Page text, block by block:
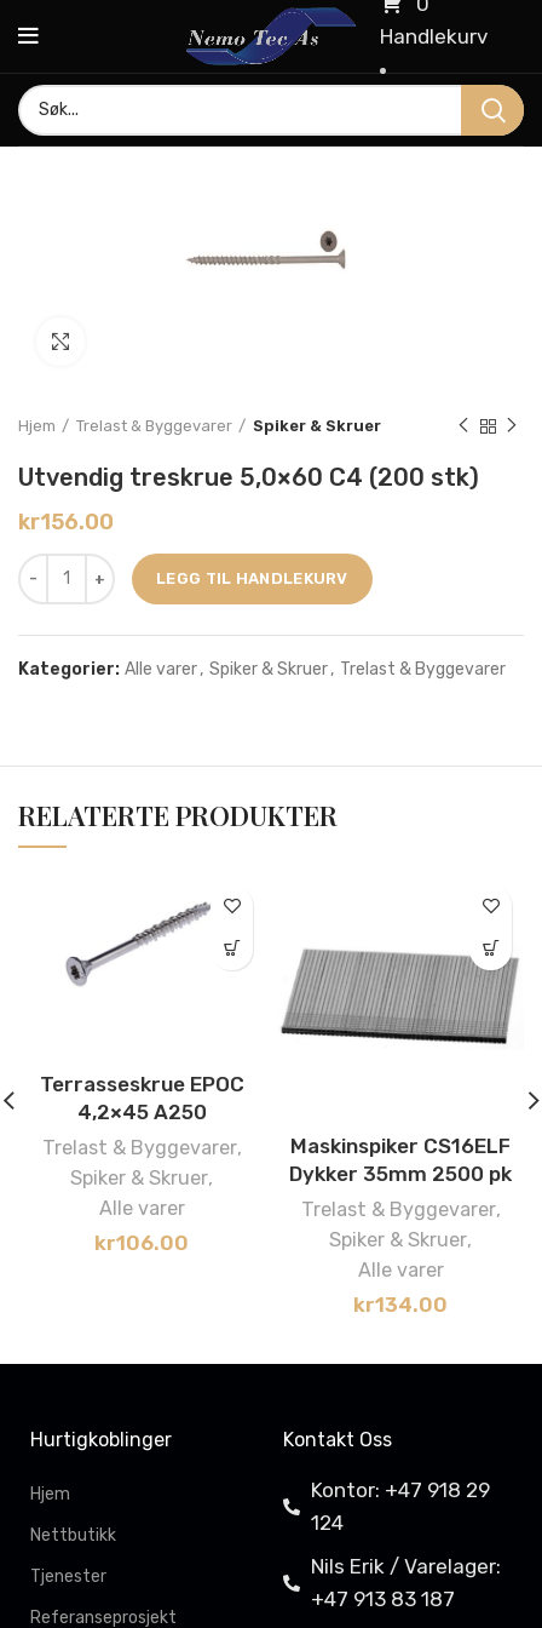
Handlekurv
Hjem Trelast & Byggevarer Spiker & Skruer
Utvendig treskrue 5,0×60 C4 (200 stk)
kr156.00
LEGG TIL HANDLEKURV
Kategorier: Alle varer, Spiker & Skruer, Trelast & Byggevarer
RELATERTE PRODUKTER
Terrasseskrue EPOC
4,2×45 A250
Trelast & Byggevarer,
Spiker & Skruer,
Alle varer
kr106.00
Maskinspiker CS16ELF
Dykker 35mm 2500 pk
Trelast & Byggevarer,
Spiker & Skruer,
Alle varer
kr134.00
Hurtigkoblinger
Hjem
Nettbutikk
Tjenester
Referanseprosjekt
Kontakt Oss
Kontor: +47 918 29
124
Nils Erik / Varelager:
+47 913 83 187